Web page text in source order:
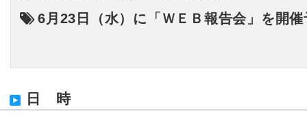
6月23 日（水）に「ＷＥＢ報告会」を
日 時